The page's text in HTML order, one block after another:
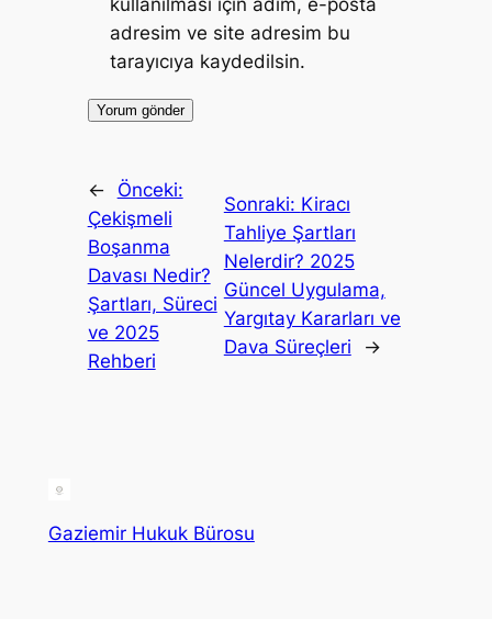
kullanılması için adım, e-posta
adresim ve site adresim bu
tarayıcıya kaydedilsin.
←
Önceki:
Çekişmeli
Boşanma
Davası Nedir?
Şartları, Süreci
ve 2025
Rehberi
Sonraki: Kiracı
Tahliye Şartları
Nelerdir? 2025
Güncel Uygulama,
Yargıtay Kararları ve
Dava Süreçleri
→
Gaziemir Hukuk Bürosu